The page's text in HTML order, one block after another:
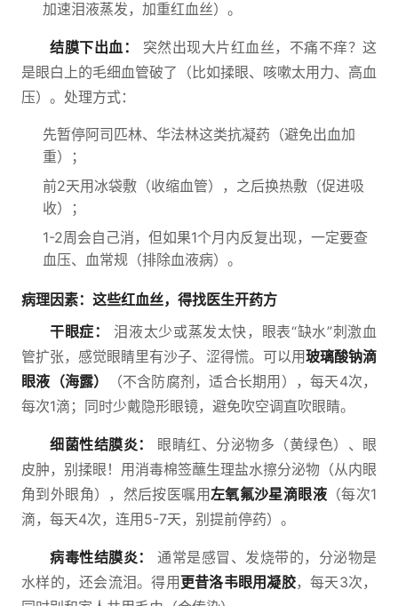
加速泪液蒸发，加重红血丝）。
结膜下出血：
突然出现大片红血丝，不痛不痒？这
是眼白上的毛细血管破了（比如揉眼、咳嗽太用力、高血
压）。处理方式：
先暂停阿司匹林、华法林这类抗凝药（避免出血加
重）；
前2天用冰袋敷（收缩血管），之后换热敷（促进吸
收）；
1-2周会自己消，但如果1个月内反复出现，一定要查
血压、血常规（排除血液病）。
病理因素：这些红血丝，得找医生开药方
干眼症：
泪液太少或蒸发太快，眼表“缺水”刺激血
管扩张，感觉眼睛里有沙子、涩得慌。可以用玻璃酸钠滴
眼液（海露）
（不含防腐剂，适合长期用），每天4次，
每次1滴；同时少戴隐形眼镜，避免吹空调直吹眼睛。
细菌性结膜炎：
眼睛红、分泌物多（黄绿色）、眼
皮肿，别揉眼！用消毒棉签蘸生理盐水擦分泌物（从内眼
角到外眼角），然后按医嘱用左氧氟沙星滴眼液（每次1
滴，每天4次，连⽤5-7天，别提前停药）。
病毒性结膜炎：
通常是感冒、发烧带的，分泌物是
水样的，还会流泪。得用 更昔洛韦眼用凝胶，每天3次，